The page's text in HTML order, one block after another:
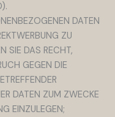
DATEN
ZU
SIE DAS RECHT,
GEGEN DIE
DATEN ZUM ZWECKE
EINZULEGEN;